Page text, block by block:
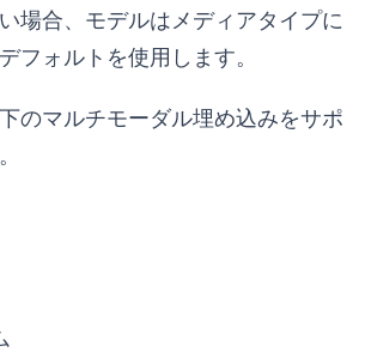
場合、モデルはメディアタイプに
フォルトを使用します。
のマルチモーダル埋め込みをサポ